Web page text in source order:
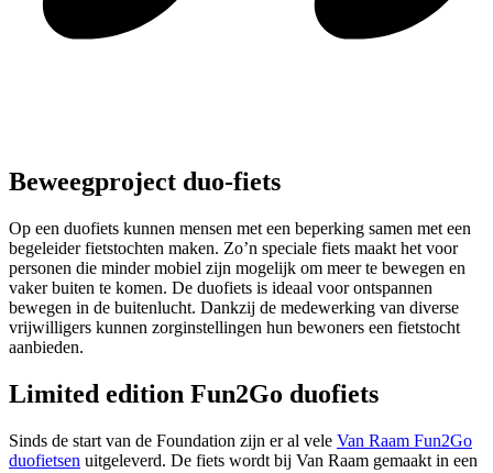
Beweegproject duo-fiets
Op een duofiets kunnen mensen met een beperking samen met een
begeleider fietstochten maken. Zo’n speciale fiets maakt het voor
personen die minder mobiel zijn mogelijk om meer te bewegen en
vaker buiten te komen. De duofiets is ideaal voor ontspannen
bewegen in de buitenlucht. Dankzij de medewerking van diverse
vrijwilligers kunnen zorginstellingen hun bewoners een fietstocht
aanbieden.
Limited edition Fun2Go duofiets
Sinds de start van de Foundation zijn er al vele Van Raam Fun2Go
duofietsen uitgeleverd. De fiets wordt bij Van Raam gemaakt in een